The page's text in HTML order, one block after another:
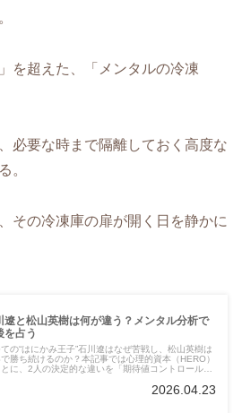
を超えた、「メンタルの冷凍
必要な時まで隔離しておく高度な
。
その冷凍庫の扉が開く日を静かに
遼と松山英樹は何が違う？メンタル分析で
を占う
の“はにかみ王子”石川遼はなぜ苦戦し、松山英樹は
勝ち続けるのか？本記事では心理的資本（HERO）
に、2人の決定的な違いを「期待値コントロール」
2026.04.23